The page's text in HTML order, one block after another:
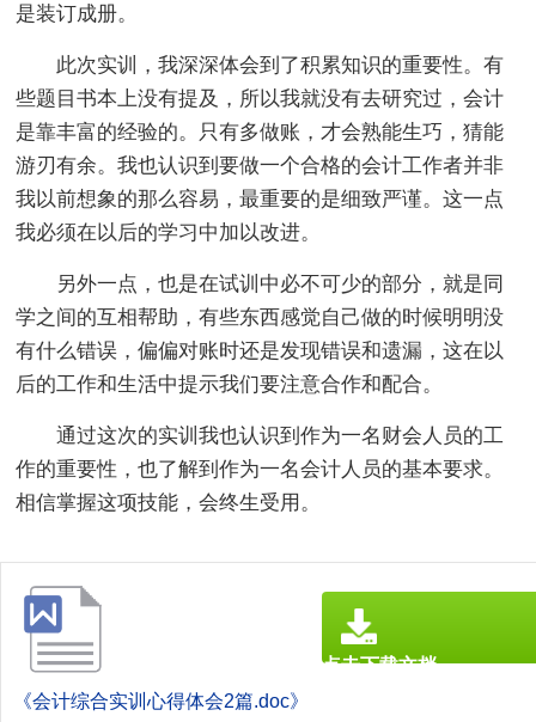
是装订成册。
此次实训，我深深体会到了积累知识的重要性。有
些题目书本上没有提及，所以我就没有去研究过，会计
是靠丰富的经验的。只有多做账，才会熟能生巧，猜能
游刃有余。我也认识到要做一个合格的会计工作者并非
我以前想象的那么容易，最重要的是细致严谨。这一点
我必须在以后的学习中加以改进。
另外一点，也是在试训中必不可少的部分，就是同
学之间的互相帮助，有些东西感觉自己做的时候明明没
有什么错误，偏偏对账时还是发现错误和遗漏，这在以
后的工作和生活中提示我们要注意合作和配合。
通过这次的实训我也认识到作为一名财会人员的工
作的重要性，也了解到作为一名会计人员的基本要求。
相信掌握这项技能，会终生受用。
《会计综合实训心得体会2篇.doc》
点击下载文档